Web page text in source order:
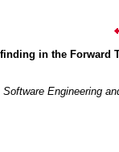
in the Forward
Engineering